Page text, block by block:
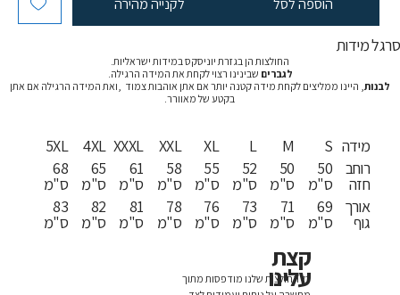
הוספה לסל לקנייה מהירה
סרגל מידות
החולצות הן בגזרת יוניסקס במידות ישראליות.
לגברים שבינינו רצוי לקחת את המידה הרגילה.
לבנות, היינו ממליצים לקחת מידה קטנה יותר אם אתן אוהבות צמוד ,ואת המידה הרגילה אם אתן
בקטע של מאוורר.
5XL
68
ס"מ
83
ס"מ
4XL
65
ס"מ
82
ס"מ
XXXL
61
ס"מ
81
ס"מ
XXL
58
ס"מ
78
ס"מ
XL
55
ס"מ
76
ס"מ
L
52
ס"מ
73
ס"מ
M
50
ס"מ
71
ס"מ
S
50
ס"מ
69
ס"מ
מידה
רוחב
חזה
אורך
גוף
כל החולצות שלנו מודפסות מתוך
קצת
עלינו